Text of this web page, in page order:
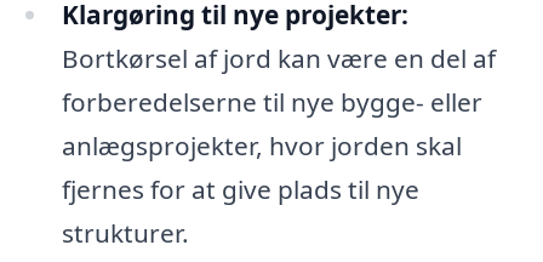
Klargøring til nye projekter:
Bortkørsel af jord kan være en del af
forberedelserne til nye bygge- eller
anlægsprojekter, hvor jorden skal
fjernes for at give plads til nye
strukturer.